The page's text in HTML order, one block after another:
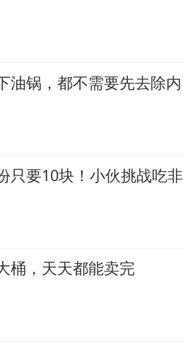
油锅，都不需要先去除内
只要10块！小伙挑战吃非
桶，天天都能卖完